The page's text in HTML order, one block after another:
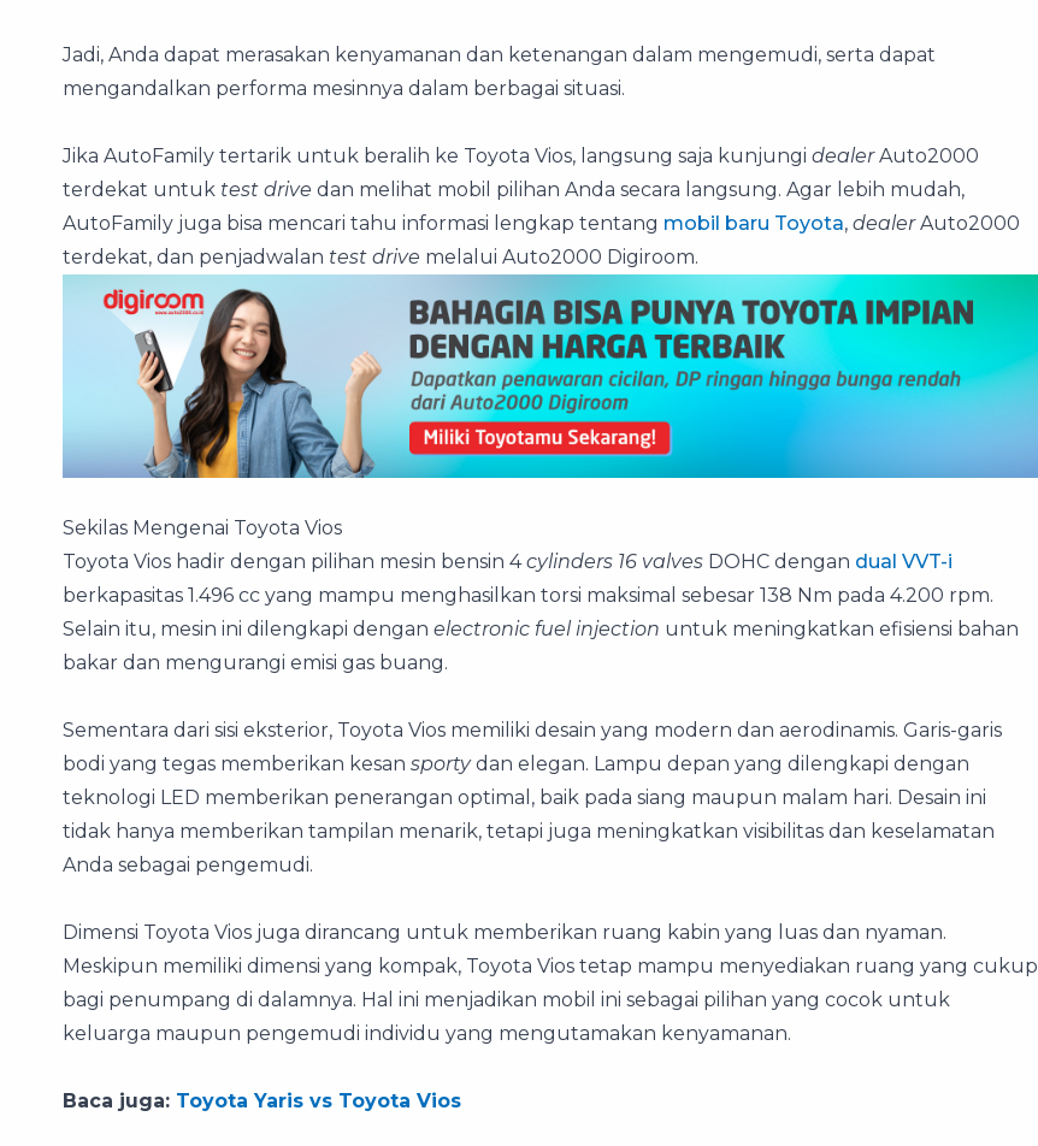
Jadi, Anda dapat merasakan kenyamanan dan ketenangan dalam mengemudi, serta dapat
mengandalkan performa mesinnya dalam berbagai situasi.
Jika AutoFamily tertarik untuk beralih ke Toyota Vios, langsung saja kunjungi dealerAuto2000
terdekat untuk test drive dan melihat mobil pilihan Anda secara langsung. Agar lebih mudah,
AutoFamily juga bisa mencari tahu informasi lengkap tentang mobil baru Toyota, dealerAuto2000
terdekat, dan penjadwalan test drive melalui Auto2000 Digiroom.
Sekilas Mengenai Toyota Vios
Toyota Vios hadir dengan pilihan mesin bensin 4cylinders 16 valves DOHC dengan dual VVT-i
berkapasitas 1.496 cc yang mampu menghasilkan torsi maksimal sebesar 138 Nm pada 4.200 rpm.
Selain itu, mesin ini dilengkapi dengan electronic fuel injection untuk meningkatkan efisiensi bahan
bakar dan mengurangi emisi gas buang.
Sementara dari sisi eksterior, Toyota Vios memiliki desain yang modern dan aerodinamis. Garis-garis
bodi yang tegas memberikan kesan sportydan elegan. Lampu depan yang dilengkapi dengan
teknologi LED memberikan penerangan optimal, baik pada siang maupun malam hari. Desain ini
tidak hanya memberikan tampilan menarik, tetapi juga meningkatkan visibilitas dan keselamatan
Anda sebagai pengemudi.
Dimensi Toyota Vios juga dirancang untuk memberikan ruang kabin yang luas dan nyaman.
Meskipun memiliki dimensi yang kompak, Toyota Vios tetap mampu menyediakan ruang yang cukup
bagi penumpang di dalamnya. Hal ini menjadikan mobil ini sebagai pilihan yang cocok untuk
keluarga maupun pengemudi individu yang mengutamakan kenyamanan.
Baca juga: Toyota Yaris vs Toyota Vios